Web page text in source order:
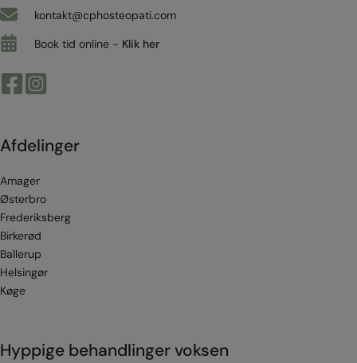
kontakt@cphosteopati.com
Book tid online - Klik her
Afdelinger
Amager
Østerbro
Frederiksberg
Birkerød
Ballerup
Helsingør
Køge
Hyppige behandlinger voksen